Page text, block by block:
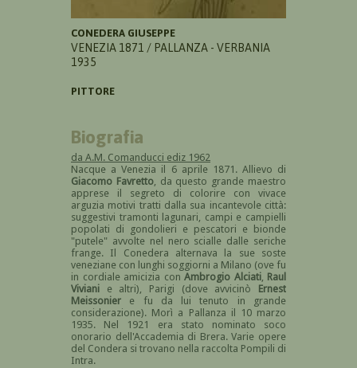
CONEDERA GIUSEPPE
VENEZIA 1871 / PALLANZA - VERBANIA
1935
PITTORE
Biografia
da A.M. Comanducci ediz 1962
Nacque a Venezia il 6 aprile 1871. Allievo di
Giacomo Favretto, da questo grande maestro
apprese il segreto di colorire con vivace
arguzia motivi tratti dalla sua incantevole città:
suggestivi tramonti lagunari, campi e campielli
popolati di gondolieri e pescatori e bionde
"putele" avvolte nel nero scialle dalle seriche
frange. Il Conedera alternava la sue soste
veneziane con lunghi soggiorni a Milano (ove fu
in cordiale amicizia con Ambrogio Alciati, Raul
Viviani e altri), Parigi (dove avvicinò Ernest
Meissonier e fu da lui tenuto in grande
considerazione). Morì a Pallanza il 10 marzo
1935. Nel 1921 era stato nominato soco
onorario dell'Accademia di Brera. Varie opere
del Condera si trovano nella raccolta Pompili di
Intra.